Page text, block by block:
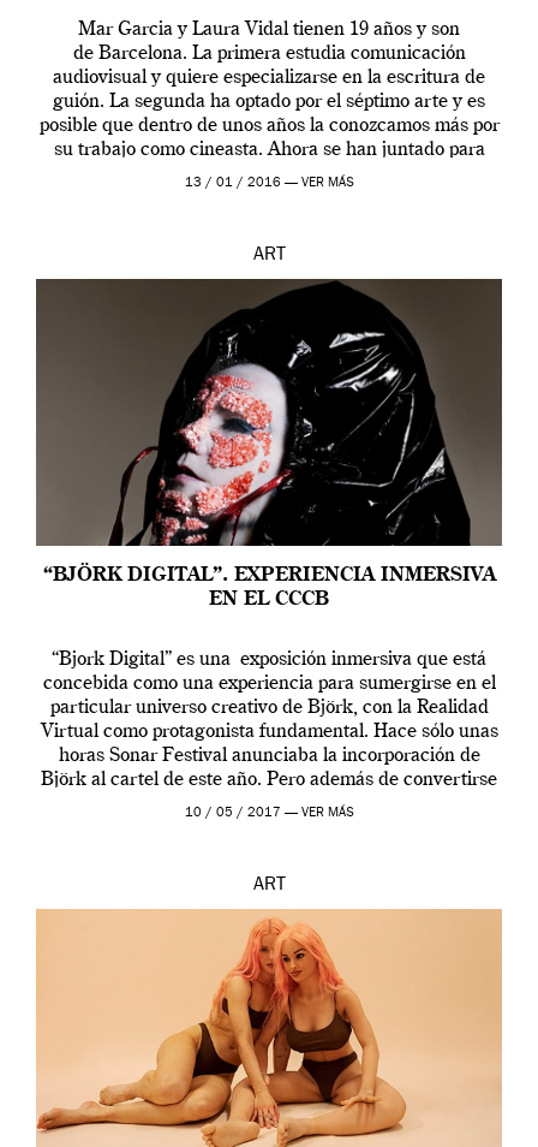
Mar Garcia y Laura Vidal tienen 19 años y son
de Barcelona. La primera estudia comunicación
audiovisual y quiere especializarse en la escritura de
guión. La segunda ha optado por el séptimo arte y es
posible que dentro de unos años la conozcamos más por
su trabajo como cineasta. Ahora se han juntado para
contarnos una […]
13 / 01 / 2016 — VER MÁS
ART
“BJÖRK DIGITAL”. EXPERIENCIA INMERSIVA
EN EL CCCB
“Bjork Digital” es una exposición inmersiva que está
concebida como una experiencia para sumergirse en el
particular universo creativo de Björk, con la Realidad
Virtual como protagonista fundamental. Hace sólo unas
horas Sonar Festival anunciaba la incorporación de
Björk al cartel de este año. Pero además de convertirse
en una de las actuaciones más relevantes […]
10 / 05 / 2017 — VER MÁS
ART